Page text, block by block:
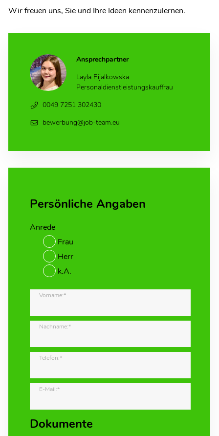
Ansprechpartner
Layla Fijalkowska
Personaldienstleistungskauffrau
0049 7251 302430
bewerbung@job-team.eu
Persönliche Angaben
Anrede
Frau
Herr
k.A.
Vorname:*
Nachname:*
Telefon:*
E-Mail:*
Dokumente
Wir freuen uns, Sie und Ihre Ideen kennenzulernen.